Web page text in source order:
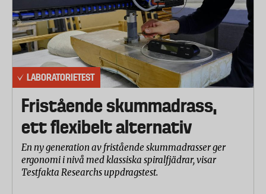
LABORATORIETEST
Fristående skummadrass,
ett flexibelt alternativ
En ny generation av fristående skummadrasser ger
ergonomi i nivå med klassiska spiralfjädrar, visar
Testfakta Researchs uppdragstest.